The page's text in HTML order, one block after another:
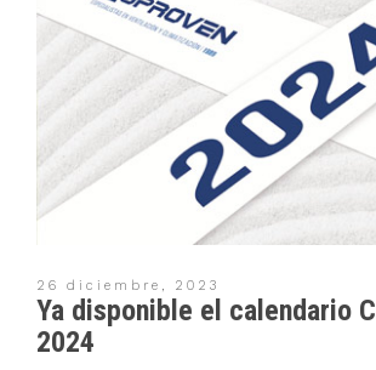
26 diciembre, 2023
Ya disponible el calendario
2024